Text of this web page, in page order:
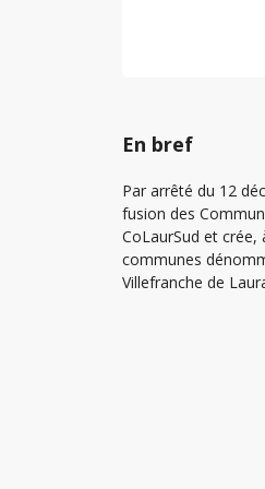
En bref
Par arrêté du 12
fusion des
CoLaurSud et
communes
Villefranche de